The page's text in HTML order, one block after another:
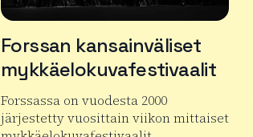
Forssan kansainväliset
mykkäelokuvafestivaalit
Forssassa on vuodesta 2000
järjestetty vuosittain viikon mittaiset